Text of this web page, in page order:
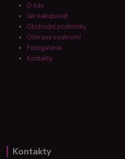
O nás
Jak nakupovat
Obchodní podmínky
Ochrana soukromí
Fotogalerie
Kontakty
Kontakty